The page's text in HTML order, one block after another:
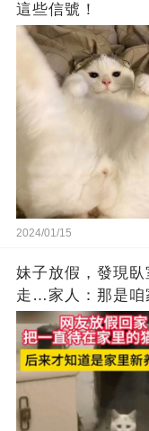
這些信號！
2024/01/15
妹子放假，發現
走…家人：那是咱